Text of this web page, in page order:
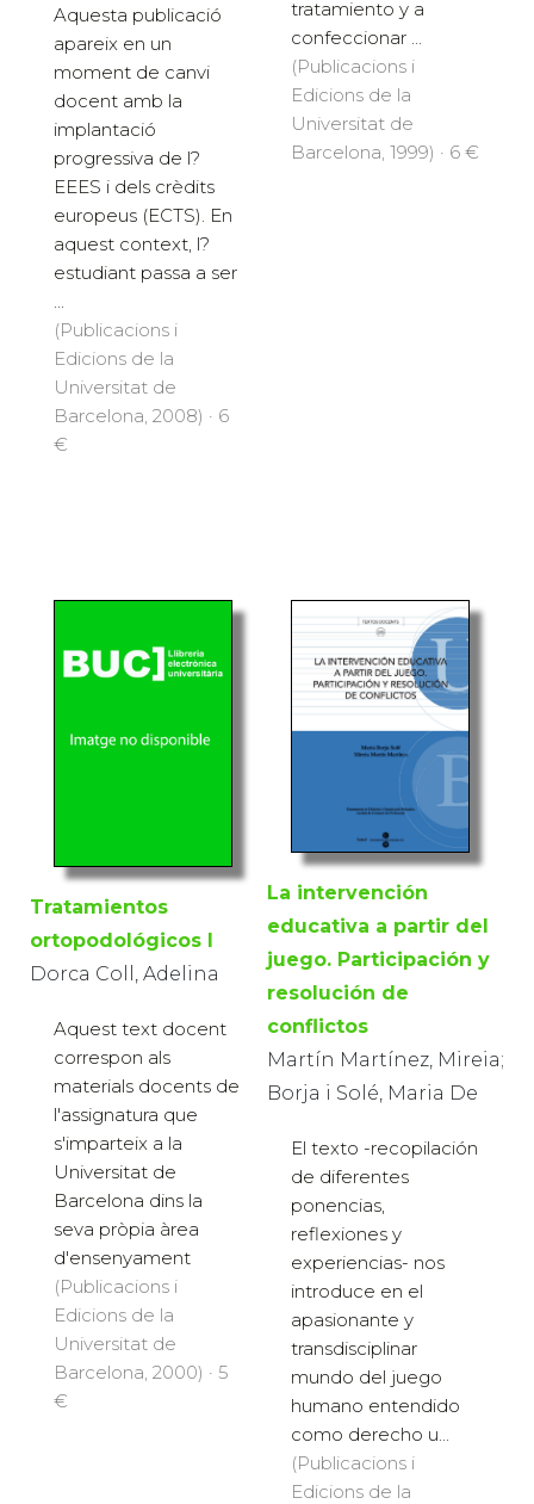
Aquesta publicació
apareix en un
moment de canvi
docent amb la
implantació
progressiva de l?
EEES i dels crèdits
europeus (ECTS). En
aquest context, l?
estudiant passa a ser
(Publicacions i
Edicions de la
Universitat de
Barcelona, 2008) · 6
€
tratamiento y a
confeccionar ...
(Publicacions i
Edicions de la
Universitat de
Barcelona, 1999) · 6 €
Tratamientos
ortopodológicos I
Dorca Coll, Adelina
Aquest text docent
correspon als
materials docents de
l'assignatura que
s'imparteix a la
Universitat de
Barcelona dins la
seva pròpia àrea
d'ensenyament
(Publicacions i
Edicions de la
Universitat de
Barcelona, 2000) · 5
€
La intervención
educativa a partir del
juego. Participación y
resolución de
conflictos
Martín Martínez, Mireia;
Borja i Solé, Maria De
El texto -recopilación
de diferentes
ponencias,
reflexiones y
experiencias- nos
introduce en el
apasionante y
transdisciplinar
mundo del juego
humano entendido
como derecho u...
(Publicacions i
Edicions de la